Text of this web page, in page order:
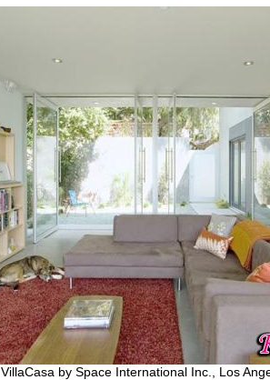
VillaCasa by Space International Inc., Los